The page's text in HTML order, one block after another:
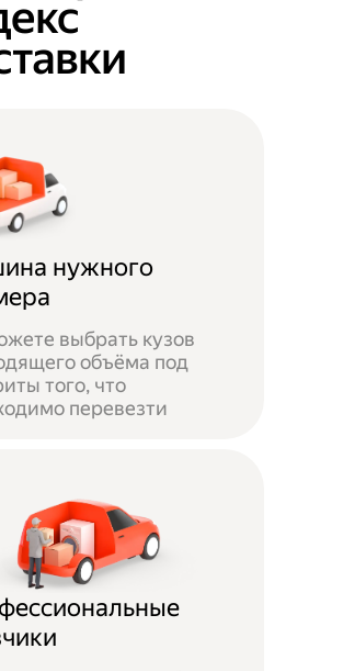
нужного
выбрать кузов
объёма под
того, что
перевезти